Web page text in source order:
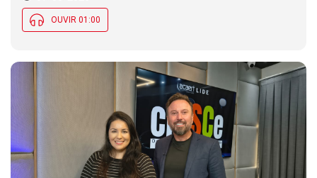
OUVIR 01:00